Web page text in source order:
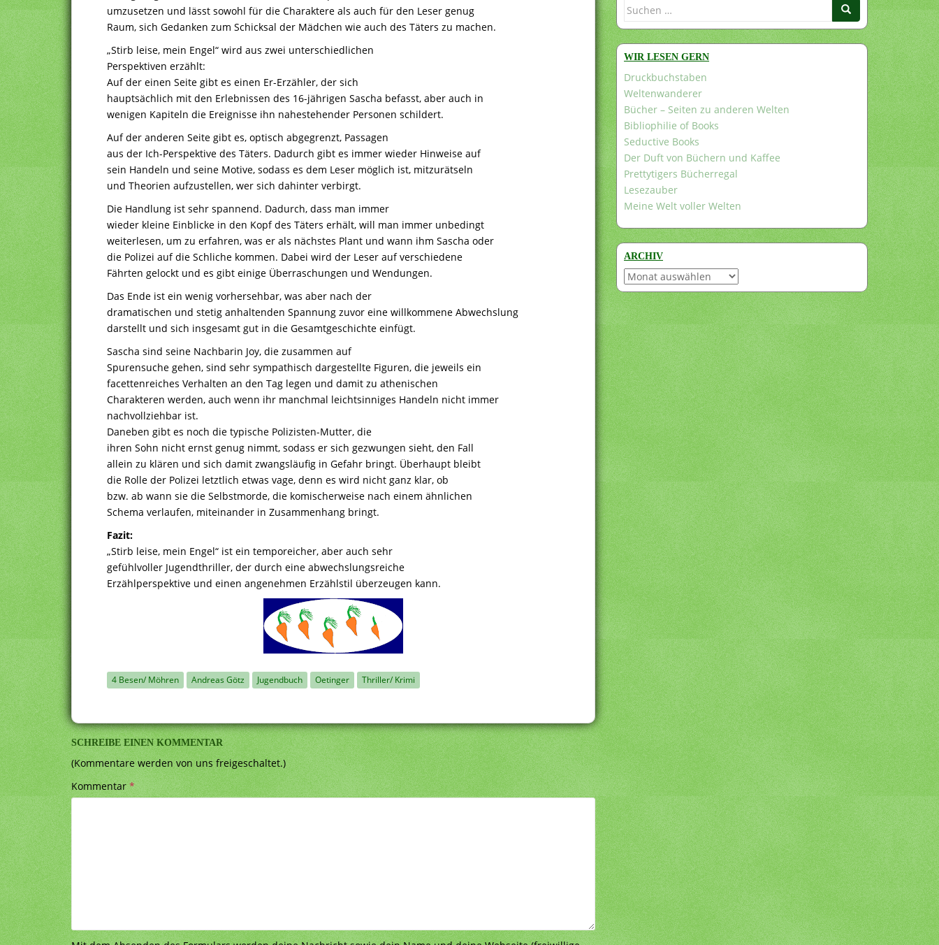
umzusetzen und lässt sowohl für die Charaktere als auch für den Leser genug
Raum, sich Gedanken zum Schicksal der Mädchen wie auch des Täters zu machen.
„Stirb leise, mein Engel“ wird aus zwei unterschiedlichen
Perspektiven erzählt:
Auf der einen Seite gibt es einen Er-Erzähler, der sich
hauptsächlich mit den Erlebnissen des 16-jährigen Sascha befasst, aber auch in
wenigen Kapiteln die Ereignisse ihn nahestehender Personen schildert.
Auf der anderen Seite gibt es, optisch abgegrenzt, Passagen
aus der Ich-Perspektive des Täters. Dadurch gibt es immer wieder Hinweise auf
sein Handeln und seine Motive, sodass es dem Leser möglich ist, mitzurätseln
und Theorien aufzustellen, wer sich dahinter verbirgt.
Die Handlung ist sehr spannend. Dadurch, dass man immer
wieder kleine Einblicke in den Kopf des Täters erhält, will man immer unbedingt
weiterlesen, um zu erfahren, was er als nächstes Plant und wann ihm Sascha oder
die Polizei auf die Schliche kommen. Dabei wird der Leser auf verschiedene
Fährten gelockt und es gibt einige Überraschungen und Wendungen.
Das Ende ist ein wenig vorhersehbar, was aber nach der
dramatischen und stetig anhaltenden Spannung zuvor eine willkommene Abwechslung
darstellt und sich insgesamt gut in die Gesamtgeschichte einfügt.
Sascha sind seine Nachbarin Joy, die zusammen auf
Spurensuche gehen, sind sehr sympathisch dargestellte Figuren, die jeweils ein
facettenreiches Verhalten an den Tag legen und damit zu athenischen
Charakteren werden, auch wenn ihr manchmal leichtsinniges Handeln nicht immer
nachvollziehbar ist.
Daneben gibt es noch die typische Polizisten-Mutter, die
ihren Sohn nicht ernst genug nimmt, sodass er sich gezwungen sieht, den Fall
allein zu klären und sich damit zwangsläufig in Gefahr bringt. Überhaupt bleibt
die Rolle der Polizei letztlich etwas vage, denn es wird nicht ganz klar, ob
bzw. ab wann sie die Selbstmorde, die komischerweise nach einem ähnlichen
Schema verlaufen, miteinander in Zusammenhang bringt.
Fazit:
„Stirb leise, mein Engel“ ist ein temporeicher, aber auch sehr
gefühlvoller Jugendthriller, der durch eine abwechslungsreiche
Erzählperspektive und einen angenehmen Erzählstil überzeugen kann.
4 Besen/ Möhren Andreas Götz Jugendbuch Oetinger Thriller/ Krimi
SCHREIBE EINEN KOMMENTAR
(Kommentare werden von uns freigeschaltet.)
Kommentar*
Suchen
WIR LESEN GERN
Druckbuchstaben
Weltenwanderer
Bücher – Seiten zu anderen Welten
Bibliophilie of Books
Seductive Books
Der Duft von Büchern und Kaffee
Prettytigers Bücherregal
Lesezauber
Meine Welt voller Welten
ARCHIV
Archiv